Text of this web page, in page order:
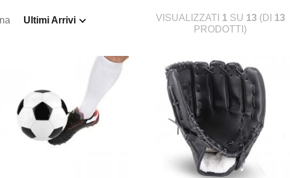
Ultimi Arrivi VISUALIZZATI 1 SU 13 (DI 13
PRODOTTI)